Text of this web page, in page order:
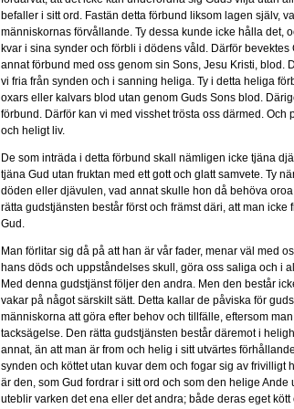
befaller i sitt ord. Fastän detta förbund liksom lagen själv,
människornas förvållande. Ty dessa kunde icke hålla det,
kvar i sina synder och förbli i dödens våld. Därför
annat förbund med oss genom sin Sons, Jesu Kristi, blod.
vi fria från synden och i sanning heliga. Ty i detta heliga
oxars eller kalvars blod utan genom Guds Sons blod.
förbund. Därför kan vi med visshet trösta oss därmed.
och heligt liv.
De som inträda i detta förbund skall nämligen icke tjäna
tjäna Gud utan fruktan med ett gott och glatt samvete. Ty
döden eller djävulen, vad annat skulle hon då behöva
rätta gudstjänsten består först och främst däri, att man
Gud.
Man förlitar sig då på att han är vår fader, menar väl med
hans döds och uppståndelses skull, göra oss saliga och i
Med denna gudstjänst följer den andra. Men den består
vakar på något särskilt sätt. Detta kallar de påviska för
människorna att göra efter behov och tillfälle, eftersom
tacksägelse. Den rätta gudstjänsten består däremot i
annat, än att man är from och helig i sitt utvärtes
synden och köttet utan kuvar dem och fogar sig av
är den, som Gud fordrar i sitt ord och som den helige
uteblir varken det ena eller det andra; både deras eget